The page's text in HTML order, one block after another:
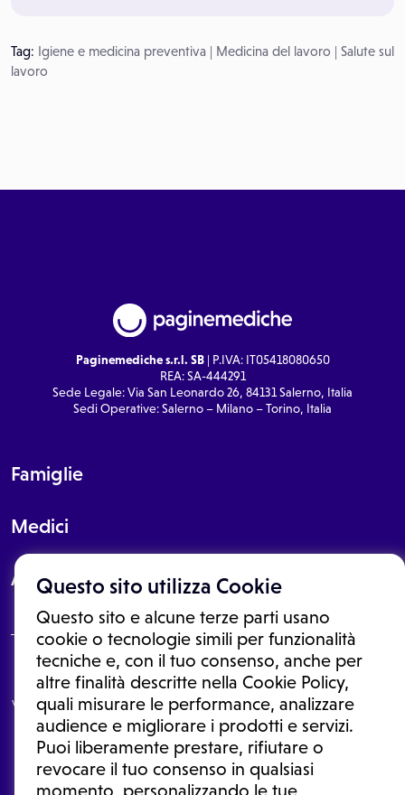
Questo sito utilizza Cookie
Questo sito e alcune terze parti usano
cookie o tecnologie simili per funzionalità
tecniche e, con il tuo consenso, anche per
altre finalità descritte nella Cookie Policy,
quali misurare le performance, analizzare
audience e migliorare i prodotti e servizi.
Puoi liberamente prestare, rifiutare o
revocare il tuo consenso in qualsiasi
momento, personalizzando le tue
Tag: Igiene e medicina preventiva | Medicina del lavoro | Salute sul
lavoro
Paginemediche s.r.l. SB| P.IVA: IT05418080650
REA: SA-444291
Sede Legale: Via San Leonardo 26, 84131 Salerno, Italia
Sedi Operative: Salerno – Milano – Torino, Italia
Famiglie
Medici
About
Le informazioni proposte in questo sito non sono un consulto medico.
In nessun caso, queste informazioni sostituiscono un consulto, una
visita o una diagnosi formulata dal medico. Non si devono considerare
le informazioni disponibili come suggerimenti per la formulazione di
una diagnosi, la determinazione di un trattamento o l'assunzione o
sospensione di un farmaco senza prima consultare un medico di
medicina generale o uno specialista.